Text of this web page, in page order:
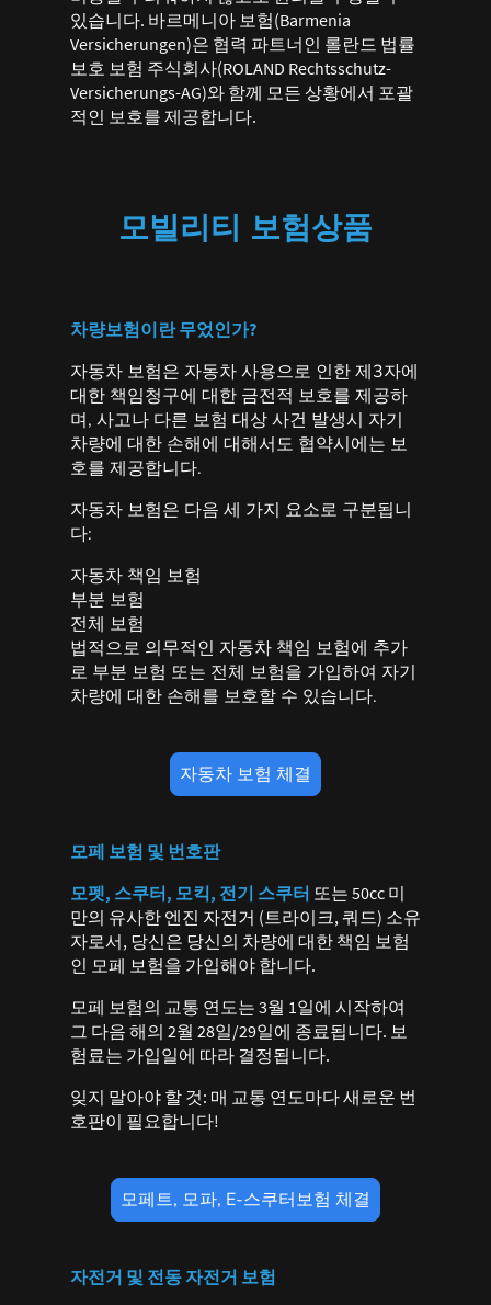
있습니다. 바르메니아 보험(Barmenia
Versicherungen)은 협력 파트너인 롤란드 법률
보호 보험 주식회사(ROLAND Rechtsschutz-
Versicherungs-AG)와 함께 모든 상황에서 포괄
적인 보호를 제공합니다.
모빌리티 보험상품
차량보험이란 무었인가?
자동차 보험은 자동차 사용으로 인한 제3자에
대한 책임청구에 대한 금전적 보호를 제공하
며, 사고나 다른 보험 대상 사건 발생시 자기
차량에 대한 손해에 대해서도 협약시에는 보
호를 제공합니다.
자동차 보험은 다음 세 가지 요소로 구분됩니
다:
자동차 책임 보험
부분 보험
전체 보험
법적으로 의무적인 자동차 책임 보험에 추가
로 부분 보험 또는 전체 보험을 가입하여 자기
차량에 대한 손해를 보호할 수 있습니다.
자동차 보험 체결
모페 보험 및 번호판
모펫, 스쿠터, 모킥, 전기 스쿠터 또는 50cc 미
만의 유사한 엔진 자전거 (트라이크, 쿼드) 소유
자로서, 당신은 당신의 차량에 대한 책임 보험
인 모페 보험을 가입해야 합니다.
모페 보험의 교통 연도는 3월 1일에 시작하여
그 다음 해의 2월 28일/29일에 종료됩니다. 보
험료는 가입일에 따라 결정됩니다.
잊지 말아야 할 것: 매 교통 연도마다 새로운 번
호판이 필요합니다!
모페트, 모파, E-스쿠터보험 체결
자전거 및 전동 자전거 보험